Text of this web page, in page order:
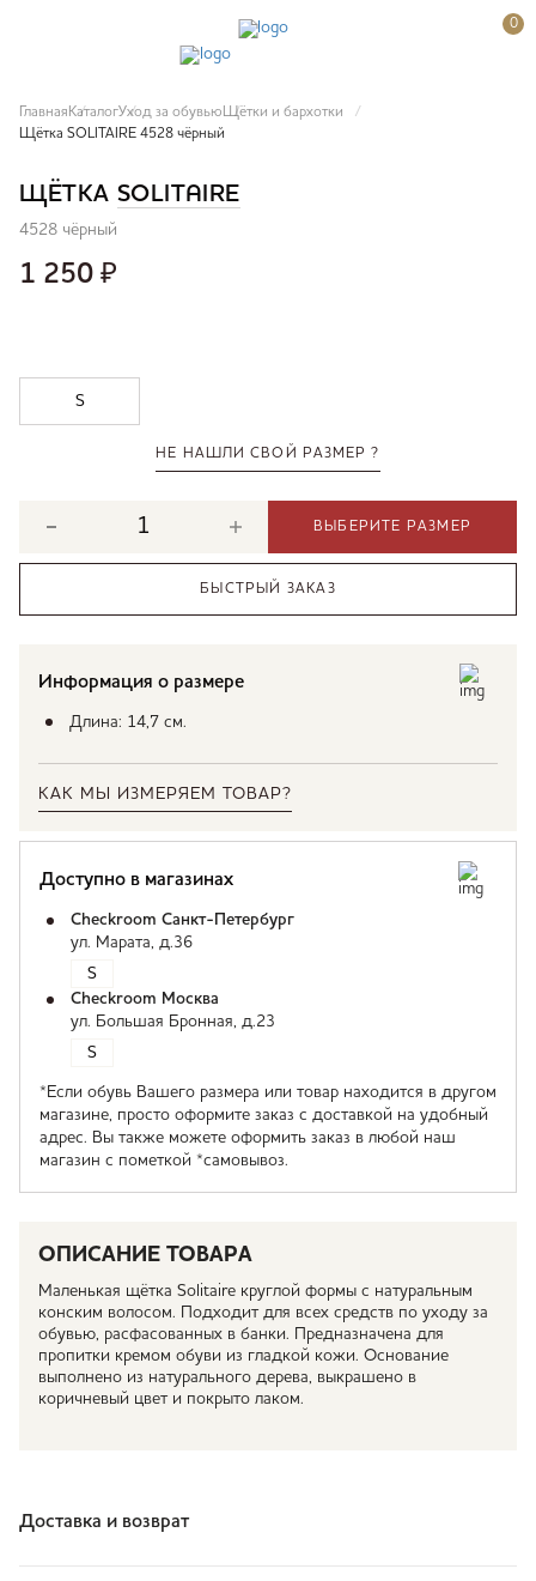
0
Главная КаталогУход за обувью Щётки и бархотки
Щётка SOLITAIRE 4528 чёрный
ЩЁТКА SOLITAIRE
4528 чёрный
1 250 ₽
НЕ НАШЛИ СВОЙ РАЗМЕР ?
S
ВЫБЕРИТЕ РАЗМЕР
БЫСТРЫЙ ЗАКАЗ
Информация о размере
Длина: 14,7 см.
КАК МЫ ИЗМЕРЯЕМ ТОВАР?
Доступно в магазинах
Checkroom Санкт-Петербург
ул. Марата, д.36
S
Checkroom Москва
ул. Большая Бронная, д.23
S
*Если обувь Вашего размера или товар находится в другом
магазине, просто оформите заказ с доставкой на удобный
адрес. Вы также можете оформить заказ в любой наш
магазин с пометкой *самовывоз.
ОПИСАНИЕ ТОВАРА
Маленькая щётка Solitaire круглой формы с натуральным
конским волосом. Подходит для всех средств по уходу за
обувью, расфасованных в банки. Предназначена для
пропитки кремом обуви из гладкой кожи. Основание
выполнено из натурального дерева, выкрашено в
коричневый цвет и покрыто лаком.
Доставка и возврат